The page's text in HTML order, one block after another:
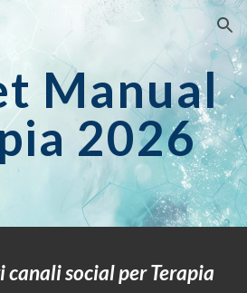
Skip to navigation
Manual
2026
canali social per Terapia